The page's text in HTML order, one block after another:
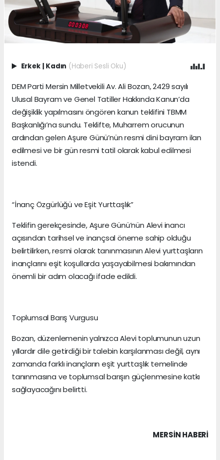
Erkek Kadın (Haberi Sesli Oku)
DEM Parti Mersin Milletvekili Av. Ali Bozan, 2429 sayılı
Ulusal Bayram ve Genel Tatiller Hakkında Kanun’da
değişiklik yapılmasını öngören kanun teklifini TBMM
Başkanlığı’na sundu. Teklifte, Muharrem orucunun
ardından gelen Aşure Günü’nün resmi dini bayram ilan
edilmesi ve bir gün resmi tatil olarak kabul edilmesi
istendi.
“İnanç Özgürlüğü ve Eşit Yurttaşlık”
Teklifin gerekçesinde, Aşure Günü’nün Alevi inancı
açısından tarihsel ve inançsal öneme sahip olduğu
belirtilirken, resmi olarak tanınmasının Alevi yurttaşların
inançlarını eşit koşullarda yaşayabilmesi bakımından
önemli bir adım olacağı ifade edildi.
Toplumsal Barış Vurgusu
Bozan, düzenlemenin yalnızca Alevi toplumunun uzun
yıllardır dile getirdiği bir talebin karşılanması değil, aynı
zamanda farklı inançların eşit yurttaşlık temelinde
tanınmasına ve toplumsal barışın güçlenmesine katkı
sağlayacağını belirtti.
MERSIN HABERİ